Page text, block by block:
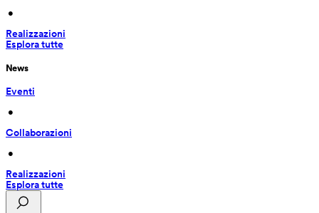
•
Realizzazioni
Esplora tutte
News
Eventi
•
Collaborazioni
•
Realizzazioni
Esplora tutte